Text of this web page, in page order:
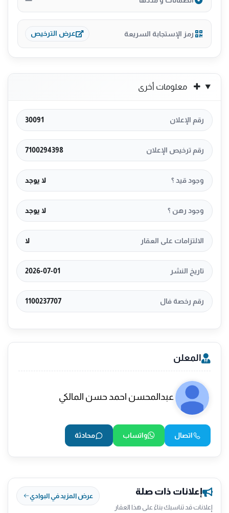
رمز الإستجابة السريعة عرض الترخيص
معلومات أخرى
رقم الإعلان 30091
رقم ترخيص الإعلان 7100294398
وجود قيد ؟ لا يوجد
وجود رهن ؟ لا يوجد
الالتزامات على العقار لا
تاريخ النشر 2026-07-01
رقم رخصة فال 1100237707
المعلن
عبدالمحسن احمد حسن المالكي
اتصال واتساب محادثة
إعلانات ذات صلة
إعلانات قد تناسبك بناءً على هذا العقار
عرض المزيد في البوادي